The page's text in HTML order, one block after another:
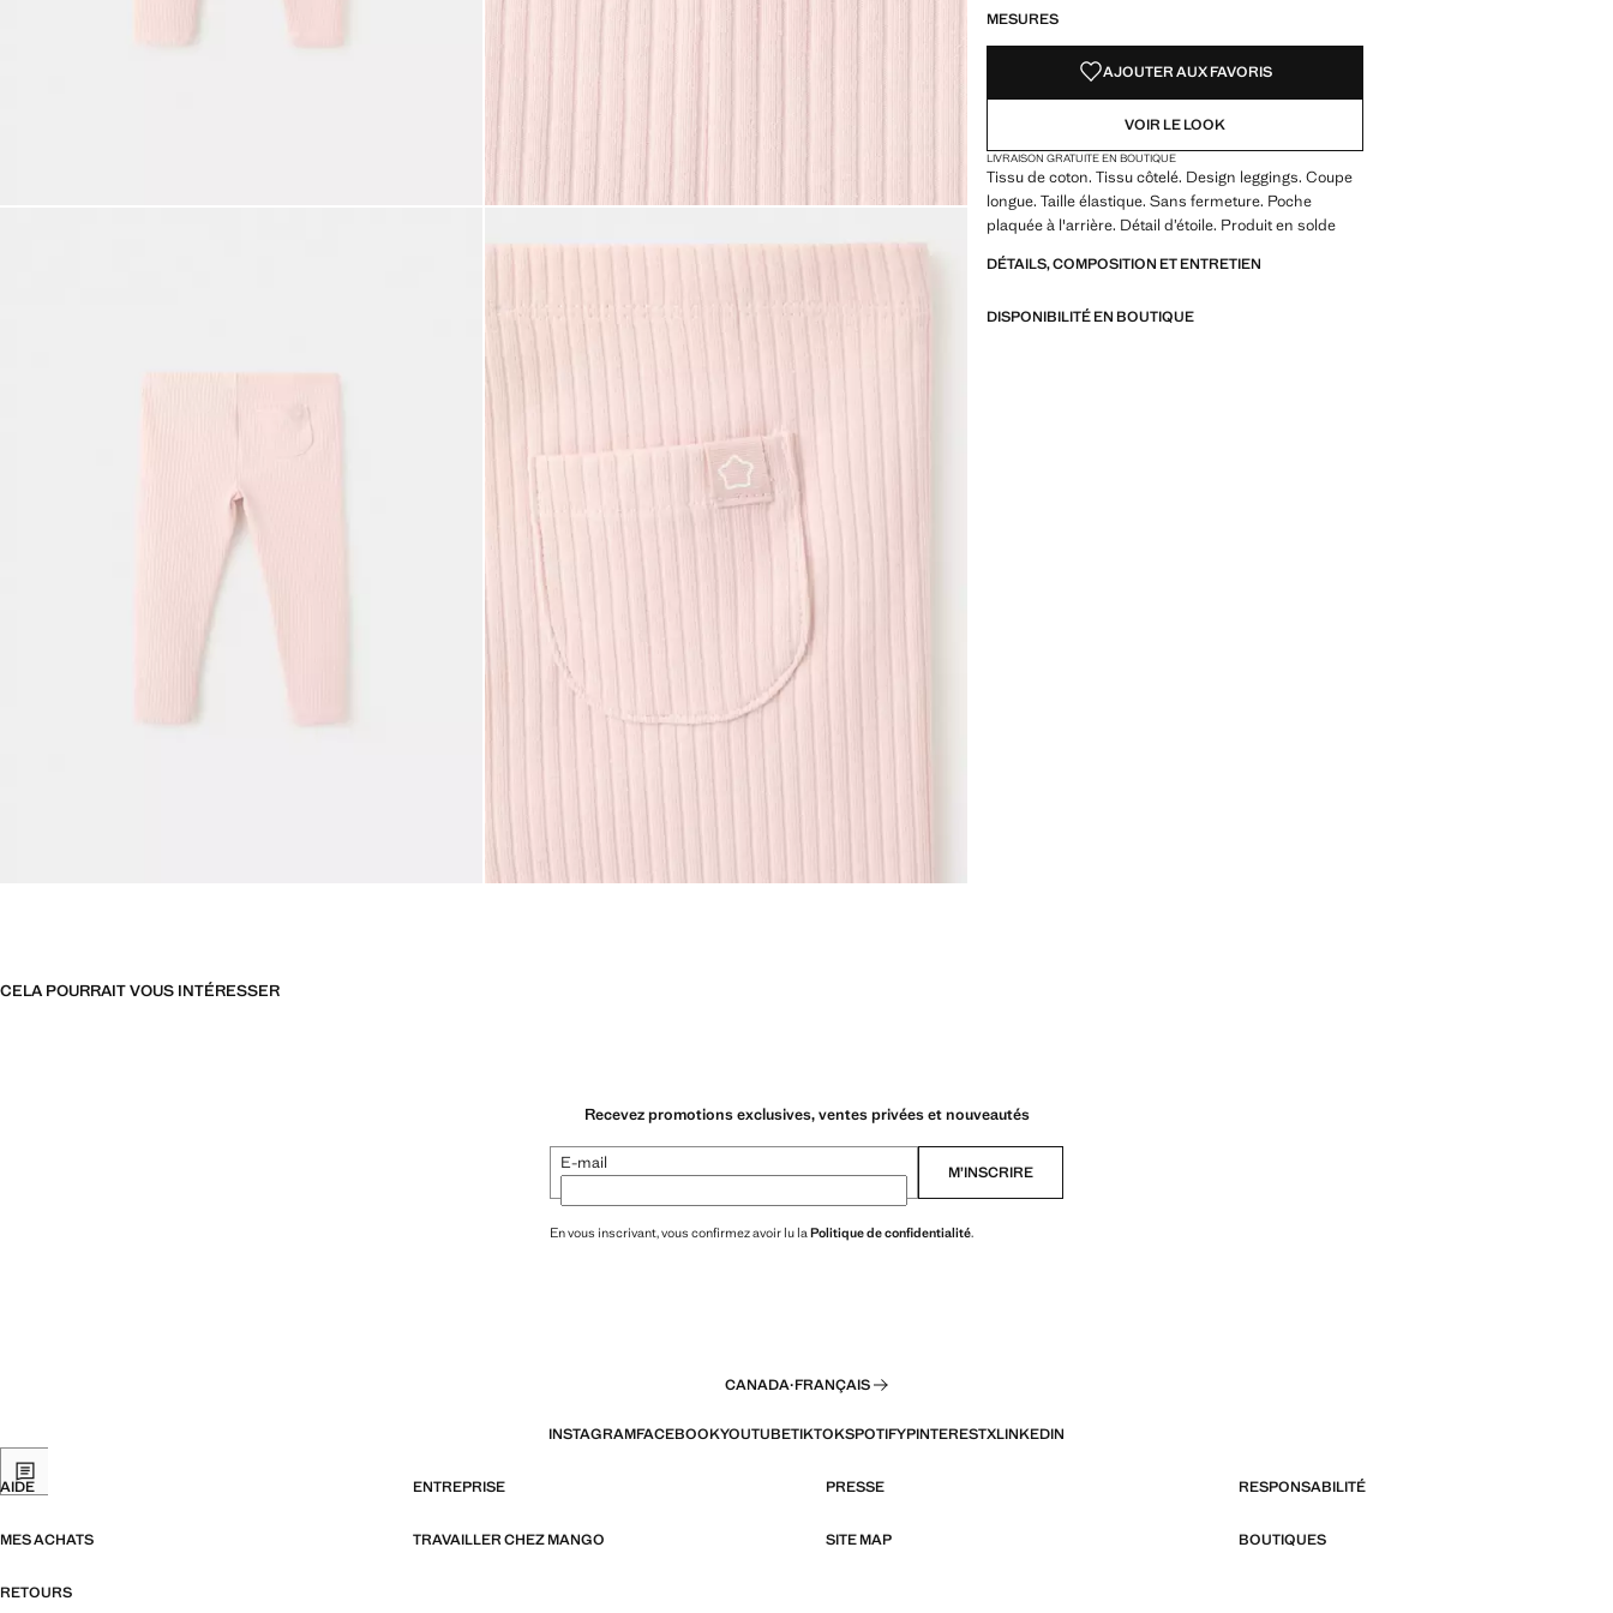
MESURES
AJOUTER AUX FAVORIS
VOIR LE LOOK
LIVRAISON GRATUITE EN BOUTIQUE
Tissu de coton. Tissu côtelé. Design leggings. Coupe
longue. Taille élastique. Sans fermeture. Poche
plaquée à l'arrière. Détail d’étoile. Produit en solde
DÉTAILS, COMPOSITION ET ENTRETIEN
DISPONIBILITÉ EN BOUTIQUE
CELA POURRAIT VOUS INTÉRESSER
Recevez promotions exclusives, ventes privées et nouveautés
E-mail M’INSCRIRE
En vous inscrivant, vous confirmez avoir lu laPolitique de confidentialité.
CANADA·FRANÇAIS
INSTAGRAMFACEBOOKYOUTUBETIKTOKSPOTIFYPINTERESTXLINKEDIN
AIDE ENTREPRISE PRESSE RESPONSABILITÉ
MES ACHATS TRAVAILLER CHEZ MANGO SITE MAP BOUTIQUES
RETOURS